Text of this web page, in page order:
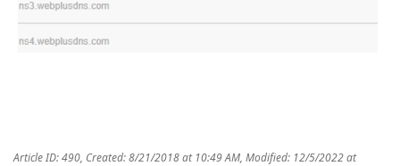
Article ID: 490, Created: 8/21/2018 at 10:49 AM, Modified: 12/5/2022 at